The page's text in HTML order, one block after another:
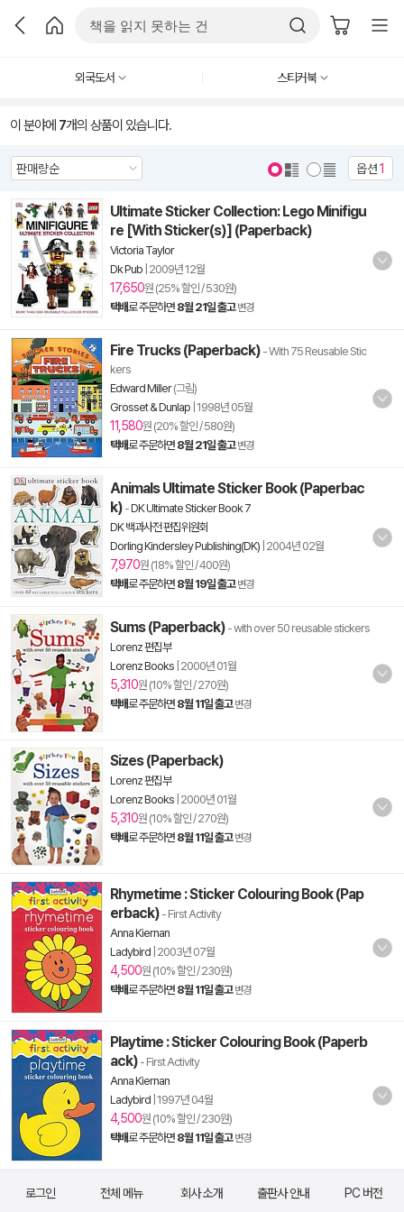
외국도서 스티커북
이 분야에 7개의 상품이 있습니다.
옵션1
Ultimate Sticker Collection: Lego Minifigu
re [With Sticker(s)] (Paperback)
Victoria Taylor
Dk Pub 2009년 12월
17,650원 (25% 할인 / 530원)
택배로 주문하면 8월 21일 출고 변경
Fire Trucks (Paperback) - With 75 Reusable Stic
kers
Edward Miller(그림)
Grosset & Dunlap 1998년 05월
11,580원 (20% 할인 / 580원)
택배로 주문하면 8월 21일 출고 변경
Animals Ultimate Sticker Book (Paperbac
k) -DK Ultimate Sticker Book 7
DK 백과사전 편집위원회
Dorling Kindersley Publishing(DK) 2004년 02월
7,970원 (18% 할인 / 400원)
택배로 주문하면 8월 19일 출고 변경
Sums (Paperback) - with over 50 reusable stickers
Lorenz 편집부
Lorenz Books 2000년 01월
5,310원 (10% 할인 / 270원)
택배로 주문하면 8월 11일 출고 변경
Sizes (Paperback)
Lorenz 편집부
Lorenz Books 2000년 01월
5,310원 (10% 할인 / 270원)
택배로 주문하면 8월 11일 출고 변경
Rhymetime : Sticker Colouring Book (Pap
erback) - First Activity
Anna Kiernan
Ladybird 2003년 07월
4,500원 (10% 할인 / 230원)
택배로 주문하면 8월 11일 출고 변경
Playtime : Sticker Colouring Book (Paperb
ack) - First Activity
Anna Kiernan
Ladybird 1997년 04월
4,500원 (10% 할인 / 230원)
택배로 주문하면 8월 11일 출고 변경
로그인 전체 메뉴 회사 소개 출판사 안내 PC 버전